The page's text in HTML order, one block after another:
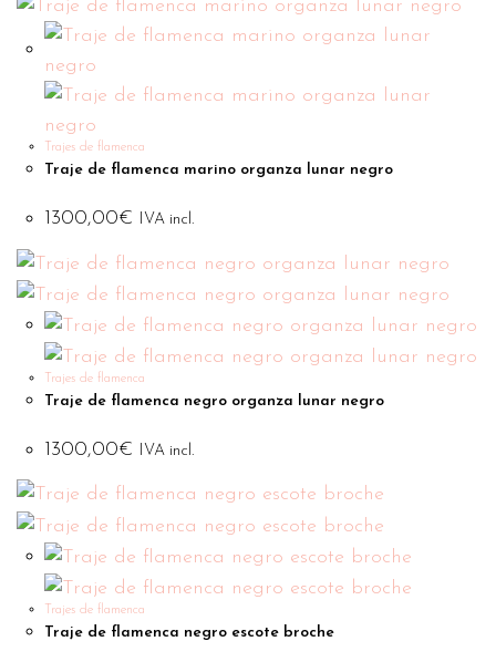
Trajes de flamenca
Traje de flamenca marino organza lunar negro
1300,00€ IVA incl.
Trajes de flamenca
Traje de flamenca negro organza lunar negro
1300,00€ IVA incl.
Trajes de flamenca
Traje de flamenca negro escote broche